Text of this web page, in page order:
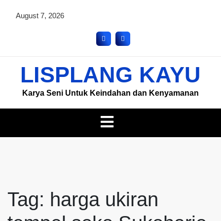
August 7, 2026
LISPLANG KAYU
Karya Seni Untuk Keindahan dan Kenyamanan
Tag: harga ukiran